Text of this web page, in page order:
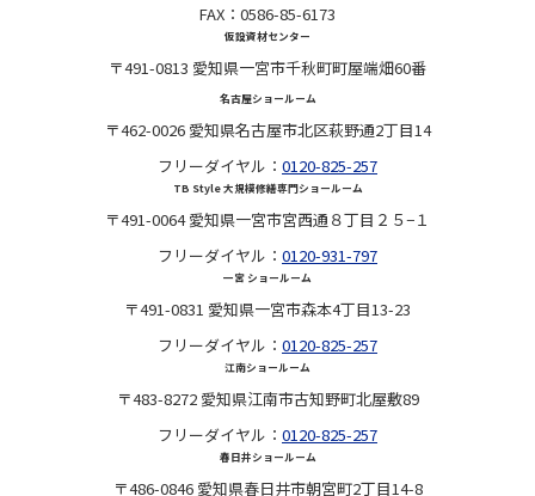
FAX：0586-85-6173
仮設資材センター
〒491-0813 愛知県一宮市千秋町町屋端畑60番
名古屋ショールーム
〒462-0026 愛知県名古屋市北区萩野通2丁目14
フリーダイヤル： 0120-825-257
TB Style 大規模修繕専門ショールーム
〒491-0064 愛知県一宮市宮西通８丁目２５−１
フリーダイヤル： 0120-931-797
一宮 ショールーム
〒491-0831 愛知県一宮市森本4丁目13-23
フリーダイヤル： 0120-825-257
江南ショールーム
〒483-8272 愛知県江南市古知野町北屋敷89
フリーダイヤル： 0120-825-257
春日井ショールーム
〒486-0846 愛知県春日井市朝宮町2丁目14-8